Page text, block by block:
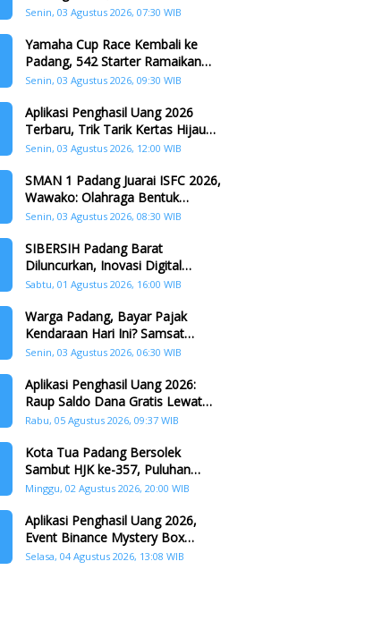
Padang
Senin, 03 Agustus 2026, 07:30 WIB
Yamaha Cup Race Kembali ke
Padang, 542 Starter Ramaikan
Seri II HJK ke-357
Senin, 03 Agustus 2026, 09:30 WIB
Aplikasi Penghasil Uang 2026
Terbaru, Trik Tarik Kertas Hijau
Crazy Food Tanpa Penggandaan
Senin, 03 Agustus 2026, 12:00 WIB
SMAN 1 Padang Juarai ISFC 2026,
Wawako: Olahraga Bentuk
Karakter Generasi Muda
Senin, 03 Agustus 2026, 08:30 WIB
SIBERSIH Padang Barat
Diluncurkan, Inovasi Digital
Perkuat Kolaborasi Warga dan
Sabtu, 01 Agustus 2026, 16:00 WIB
Warga Padang, Bayar Pajak
Kendaraan Hari Ini? Samsat
Keliling Hadir di Padang Barat dan
Senin, 03 Agustus 2026, 06:30 WIB
Aplikasi Penghasil Uang 2026:
Raup Saldo Dana Gratis Lewat
Nonton Drama, Ini Caranya!
Rabu, 05 Agustus 2026, 09:37 WIB
Kota Tua Padang Bersolek
Sambut HJK ke-357, Puluhan
Agenda Nasional dan
Minggu, 02 Agustus 2026, 20:00 WIB
Aplikasi Penghasil Uang 2026,
Event Binance Mystery Box
Dapat Saldo Dana
Selasa, 04 Agustus 2026, 13:08 WIB